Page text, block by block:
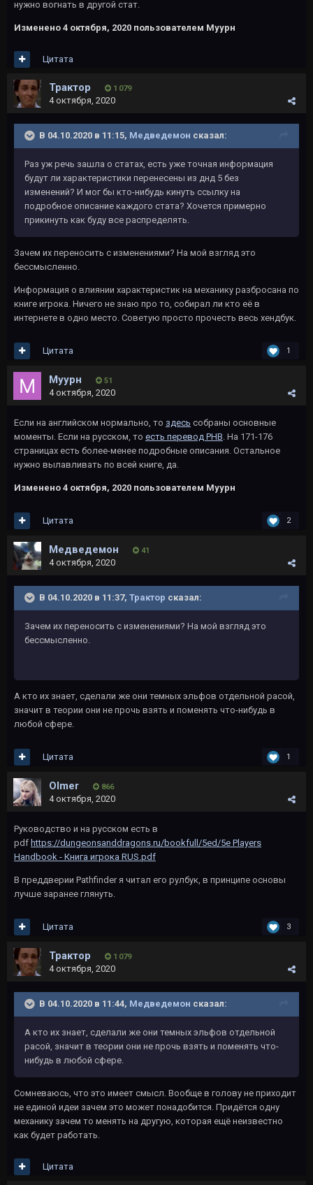
нужно вогнать в другой стат.
Изменено 4 октября, 2020 пользователем Муурн
Цитата
Трактор 1 079
4 октября, 2020
В 04.10.2020 в 11:15, Медведемон сказал:
Раз уж речь зашла о статах, есть уже точная информация
будут ли характеристики перенесены из днд 5 без
изменений? И мог бы кто-нибудь кинуть ссылку на
подробное описание каждого стата? Хочется примерно
прикинуть как буду все распределять.
Зачем их переносить с изменениями? На мой взгляд это
бессмысленно.
Информация о влиянии характеристик на механику разбросана по
книге игрока. Ничего не знаю про то, собирал ли кто её в
интернете в одно место. Советую просто прочесть весь хендбук.
1
Цитата
Муурн 51
4 октября, 2020
Если на английском нормально, то здесь собраны основные
моменты. Если на русском, то есть перевод PHB. На 171-176
страницах есть более-менее подробные описания. Остальное
нужно вылавливать по всей книге, да.
Изменено 4 октября, 2020 пользователем Муурн
2
Цитата
Медведемон 41
4 октября, 2020
В 04.10.2020 в 11:37, Трактор сказал:
Зачем их переносить с изменениями? На мой взгляд это
бессмысленно.
А кто их знает, сделали же они темных эльфов отдельной расой,
значит в теории они не прочь взять и поменять что-нибудь в
любой сфере.
1
Цитата
Olmer 866
4 октября, 2020
Руководство и на русском есть в
pdf https://dungeonsanddragons.ru/bookfull/5ed/5e Players
Handbook - Книга игрока RUS.pdf
В преддверии Pathfinder я читал его рулбук, в принципе основы
лучше заранее глянуть.
3
Цитата
Трактор 1 079
4 октября, 2020
В 04.10.2020 в 11:44, Медведемон сказал:
А кто их знает, сделали же они темных эльфов отдельной
расой, значит в теории они не прочь взять и поменять что-
нибудь в любой сфере.
Сомневаюсь, что это имеет смысл. Вообще в голову не приходит
не единой идеи зачем это может понадобится. Придётся одну
механику зачем то менять на другую, которая ещё неизвестно
как будет работать.
Цитата